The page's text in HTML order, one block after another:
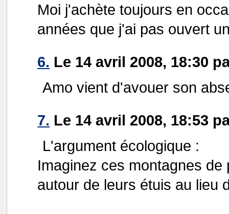
Moi j'achète toujours en
années que j'ai pas ouvert
6. Le 14 avril 2008, 18:30
Amo vient d'avouer son
7. Le 14 avril 2008, 18:53
L'argument écologique :
Imaginez ces montagnes
autour de leurs étuis au lieu